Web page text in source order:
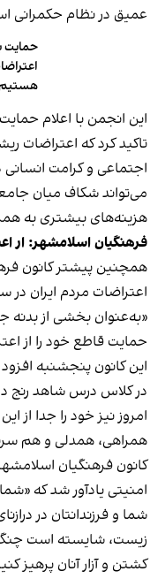
عمیق در نظام حکمرانی
حمایت
این انجمن با اعلام
تاکید کرد که اعتراضات
اجتماعی و کرامت انسانی
می‌تواند شکاف میان
هزینه‌های بیشتری به
فرهنگیان اسلامشهر: ار
همچنین پیشتر کانون
اعتراضات مردم ایران
«به‌عنوان بخشی از بدنه
حمایت قاطع خود را از
این کانون پنجشنبه
در کلاس درس شاهد رنج
امروز نیز خود را جدا
همراهی، همدلی و هم
کانون فرهنگیان
امنیتی یادآور شد که
شما و فرزندانتان در
زیست، شایسته است چنگ و
کشتن و آزار آنان پرهیز